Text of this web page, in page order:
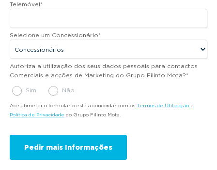
Telemóvel*
Selecione um Concessionário*
Autoriza a utilização dos seus dados pessoais para contactos
Comerciais e acções de Marketing do Grupo Filinto Mota?*
Sim Não
Ao submeter o formulário está a concordar com os Termos de Utilização e
Política de Privacidade do Grupo Filinto Mota.